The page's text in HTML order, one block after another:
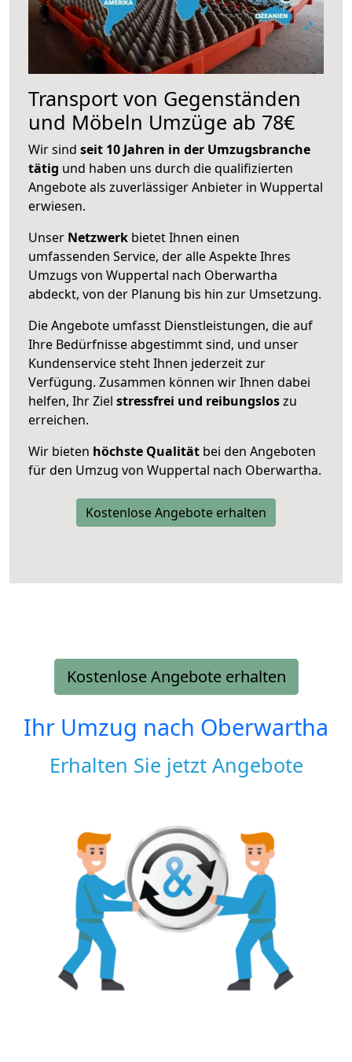
Transport von Gegenständen
und Möbeln Umzüge ab 78€
Wir sind seit 10 Jahren in der Umzugsbranche
tätig und haben uns durch die qualifizierten
Angebote als zuverlässiger Anbieter in Wuppertal
erwiesen.
Unser Netzwerk bietet Ihnen einen
umfassenden Service, der alle Aspekte Ihres
Umzugs von Wuppertal nach Oberwartha
abdeckt, von der Planung bis hin zur Umsetzung.
Die Angebote umfasst Dienstleistungen, die auf
Ihre Bedürfnisse abgestimmt sind, und unser
Kundenservice steht Ihnen jederzeit zur
Verfügung. Zusammen können wir Ihnen dabei
helfen, Ihr Ziel stressfrei und reibungsloszu
erreichen.
Wir bieten höchste Qualität bei den Angeboten
für den Umzug von Wuppertal nach Oberwartha.
Kostenlose Angebote erhalten
Kostenlose Angebote erhalten
Ihr Umzug nach Oberwartha
Erhalten Sie jetzt Angebote